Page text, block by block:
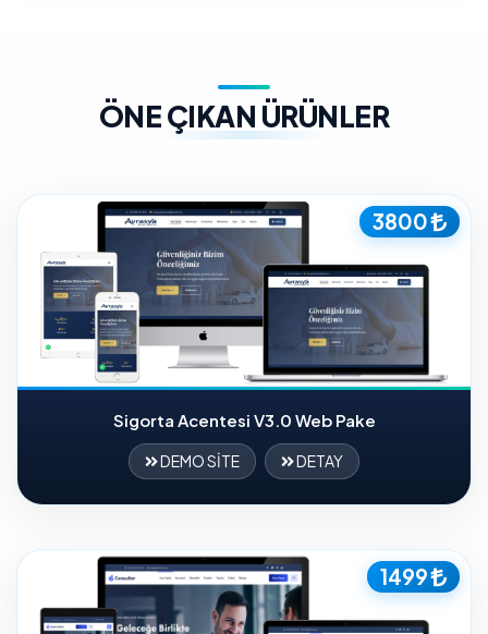
ÖNE ÇIKAN ÜRÜNLER
3800
Sigorta Acentesi V3.0 Web Pake
DEMO SİTE DETAY
1499